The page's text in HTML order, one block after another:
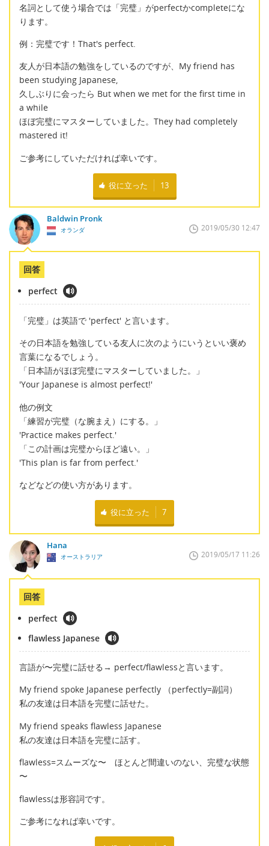
名詞として使う場合では「完璧」がperfectかcompleteにな
ります。
例：完璧です！That's perfect.
友人が日本語の勉強をしているのですが、My friend has
been studying Japanese,
久しぶりに会ったら But when we met for the first time in
a while
ほぼ完璧にマスターしていました。They had completely
mastered it!
ご参考にしていただければ幸いです。
役に立った 13
Baldwin Pronk
オランダ 2019/05/30 12:47
回答
perfect
「完璧」は英語で 'perfect' と言います。
その日本語を勉強している友人に次のようにいうといい褒め
言葉になるでしょう。
「日本語がほぼ完璧にマスターしていました。」
'Your Japanese is almost perfect!'
他の例文
「練習が完璧（な腕まえ）にする。」
'Practice makes perfect.'
「この計画は完璧からほど遠い。」
'This plan is far from perfect.'
などなどの使い方があります。
役に立った 7
Hana
オーストラリア 2019/05/17 11:26
回答
perfect
flawless Japanese
言語が〜完璧に話せる→ perfect/flawlessと言います。
My friend spoke Japanese perfectly （perfectly=副詞）
私の友達は日本語を完璧に話せた。
My friend speaks flawless Japanese
私の友達は日本語を完璧に話す。
flawless=スムーズな〜 ほとんど間違いのない、完璧な状態
〜
flawlessは形容詞です。
ご参考になれば幸いです。